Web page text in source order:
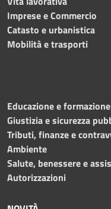
Imprese e Commercio
Catasto e urbanistica
Mobilità e trasporti
Educazione e formazione
Giustizia e sicurezza
Tributi, finanze e
Ambiente
Salute, benessere e
Autorizzazioni